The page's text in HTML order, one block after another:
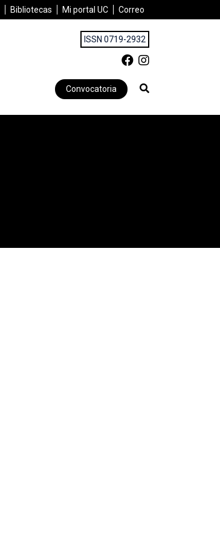
Bibliotecas Mi portal UC Correo
ISSN 0719-2932
Convocatoria